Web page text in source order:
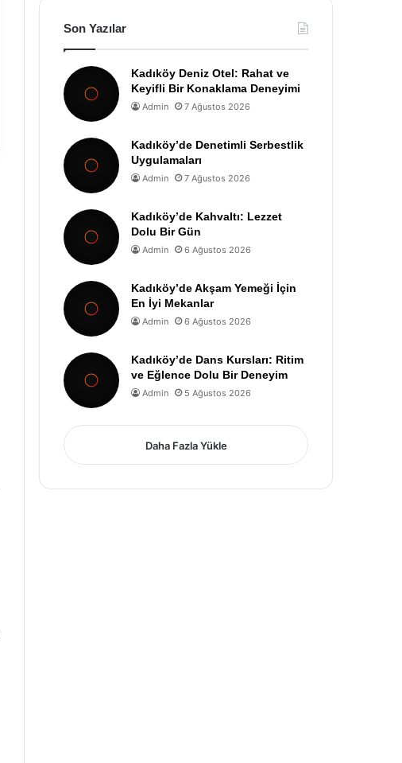
Son Yazılar
Kadıköy Deniz Otel: Rahat ve
Keyifli Bir Konaklama Deneyimi
Admin 7 Ağustos 2026
Kadıköy’de Denetimli Serbestlik
Uygulamaları
Admin 7 Ağustos 2026
Kadıköy’de Kahvaltı: Lezzet
Dolu Bir Gün
Admin 6 Ağustos 2026
Kadıköy’de Akşam Yemeği İçin
En İyi Mekanlar
Admin 6 Ağustos 2026
Kadıköy’de Dans Kursları: Ritim
ve Eğlence Dolu Bir Deneyim
Admin 5 Ağustos 2026
Daha Fazla Yükle